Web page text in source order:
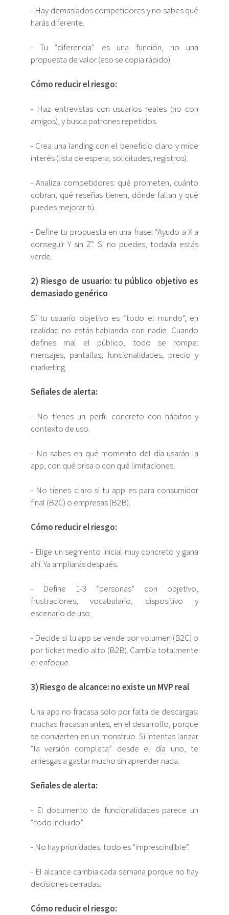
- Hay demasiados competidores y no sabes qué
harás diferente.
- Tu “diferencia” es una función, no una
propuesta de valor (eso se copia rápido).
Cómo reducir el riesgo:
- Haz entrevistas con usuarios reales (no con
amigos), y busca patrones repetidos.
- Crea una landing con el beneficio claro y mide
interés (lista de espera, solicitudes, registros).
- Analiza competidores: qué prometen, cuánto
cobran, qué reseñas tienen, dónde fallan y qué
puedes mejorar tú.
- Define tu propuesta en una frase: “Ayudo a X a
conseguir Y sin Z”. Si no puedes, todavía estás
verde.
2) Riesgo de usuario: tu público objetivo es
demasiado genérico
Si tu usuario objetivo es “todo el mundo”, en
realidad no estás hablando con nadie. Cuando
defines mal el público, todo se rompe:
mensajes, pantallas, funcionalidades, precio y
marketing.
Señales de alerta:
- No tienes un perfil concreto con hábitos y
contexto de uso.
- No sabes en qué momento del día usarán la
app, con qué prisa o con qué limitaciones.
- No tienes claro si tu app es para consumidor
final (B2C) o empresas (B2B).
Cómo reducir el riesgo:
- Elige un segmento inicial muy concreto y gana
ahí. Ya ampliarás después.
- Define 1-3 “personas” con objetivo,
frustraciones, vocabulario, dispositivo y
escenario de uso.
- Decide si tu app se vende por volumen (B2C) o
por ticket medio alto (B2B). Cambia totalmente
el enfoque.
3) Riesgo de alcance: no existe un MVP real
Una app no fracasa solo por falta de descargas:
muchas fracasan antes, en el desarrollo, porque
se convierten en un monstruo. Si intentas lanzar
“la versión completa” desde el día uno, te
arriesgas a gastar mucho sin aprender nada.
Señales de alerta:
- El documento de funcionalidades parece un
“todo incluido”.
- No hay prioridades: todo es “imprescindible”.
- El alcance cambia cada semana porque no hay
decisiones cerradas.
Cómo reducir el riesgo: